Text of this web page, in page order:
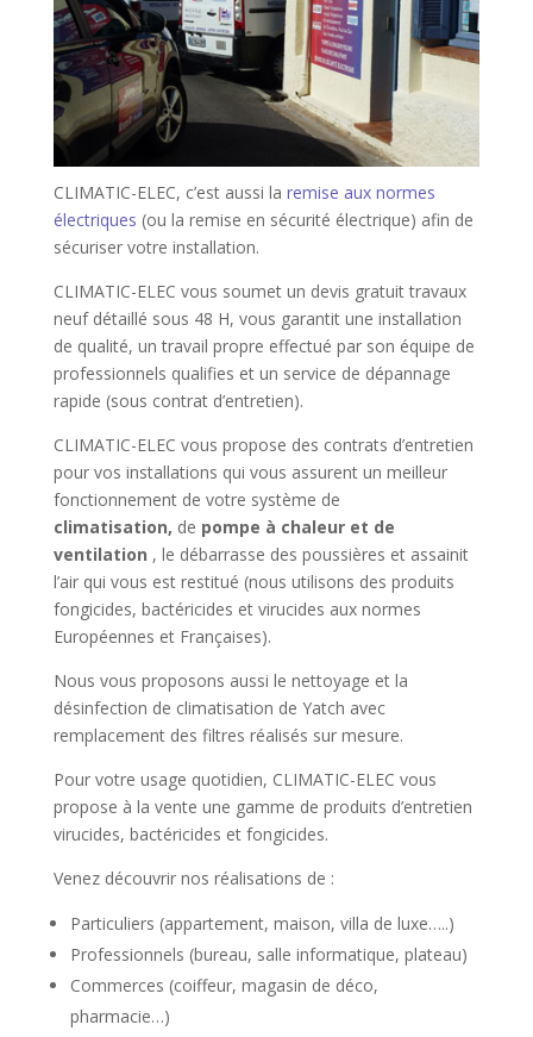
CLIMATIC-ELEC, c’est aussi la remise aux normes
électriques (ou la remise en sécurité électrique) afin de
sécuriser votre installation.
CLIMATIC-ELEC vous soumet un devis gratuit travaux
neuf détaillé sous 48 H, vous garantit une installation
de qualité, un travail propre effectué par son équipe de
professionnels qualifies et un service de dépannage
rapide (sous contrat d’entretien).
CLIMATIC-ELEC vous propose des contrats d’entretien
pour vos installations qui vous assurent un meilleur
fonctionnement de votre système de
climatisation, de pompe à chaleur et de
ventilation , le débarrasse des poussières et assainit
l’air qui vous est restitué (nous utilisons des produits
fongicides, bactéricides et virucides aux normes
Européennes et Françaises).
Nous vous proposons aussi le nettoyage et la
désinfection de climatisation de Yatch avec
remplacement des filtres réalisés sur mesure.
Pour votre usage quotidien, CLIMATIC-ELEC vous
propose à la vente une gamme de produits d’entretien
virucides, bactéricides et fongicides.
Venez découvrir nos réalisations de :
Particuliers (appartement, maison, villa de luxe…..)
Professionnels (bureau, salle informatique, plateau)
Commerces (coiffeur, magasin de déco,
pharmacie…)